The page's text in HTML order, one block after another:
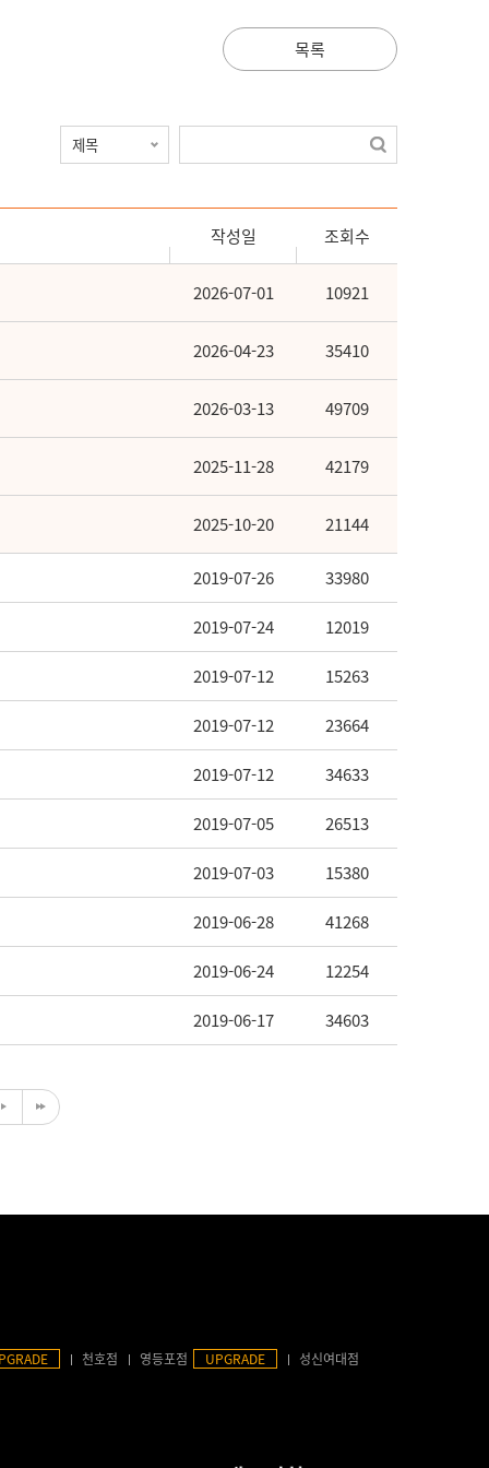
목록
작성일 조회수
2026-07-01 10921
2026-04-23 35410
2026-03-13 49709
2025-11-28 42179
2025-10-20 21144
2019-07-26 33980
2019-07-24 12019
2019-07-12 15263
2019-07-12 23664
2019-07-12 34633
2019-07-05 26513
2019-07-03 15380
2019-06-28 41268
2019-06-24 12254
2019-06-17 34603
천호점 영등포점 UPGRADE 성신여대점